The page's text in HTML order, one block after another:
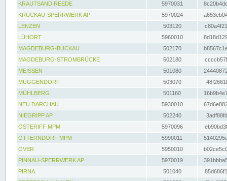
KRAUTSAND REEDE
5970031
KRÜCKAU-SPERRWERK AP
5970024
LENZEN
503120
LÜHORT
5960010
MAGDEBURG-BUCKAU
502170
MAGDEBURG-STROMBRÜCKE
502180
MEISSEN
501080
MÜGGENDORF
503070
MÜHLBERG
501160
NEU DARCHAU
5930010
NIEGRIPP AP
502240
OSTERIFF MPM
5970096
OTTERNDORF MPM
5990011
OVER
5950010
PINNAU-SPERRWERK AP
5970019
PIRNA
501040